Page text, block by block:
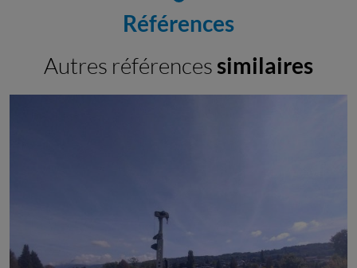
Références
Autres références similaires